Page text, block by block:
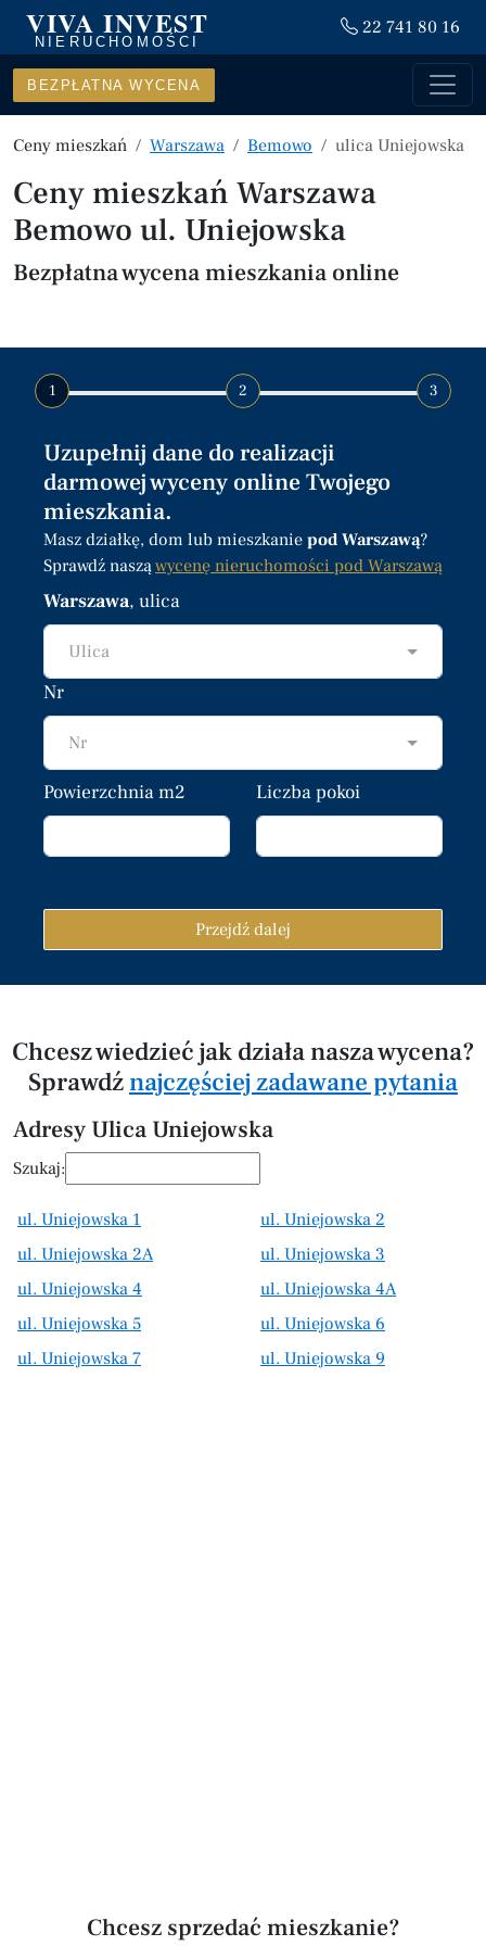
VIVA INVEST
NIERUCHOMOŚCI
22 741 80 16
BEZPŁATNA WYCENA
Ceny mieszkań Warszawa Bemowo ulica Uniejowska
Ceny mieszkań Warszawa
Bemowo ul. Uniejowska
Bezpłatna wycena mieszkania online
1 2 3
Uzupełnij dane do realizacji
darmowej wyceny online Twojego
mieszkania.
Masz działkę, dom lub mieszkanie pod Warszawą?
Sprawdź nasząwycenę nieruchomości pod Warszawą
Warszawa, ulica
Ulica
Nr
Nr
Powierzchnia m2 Liczba pokoi
Przejdź dalej
Chcesz wiedzieć jak działa nasza wycena?
Sprawdźnajczęściej zadawane pytania
Adresy Ulica Uniejowska
Szukaj:
ul. Uniejowska 1
ul. Uniejowska 2
ul. Uniejowska 2A
ul. Uniejowska 3
ul. Uniejowska 4
ul. Uniejowska 4A
ul. Uniejowska 5
ul. Uniejowska 6
ul. Uniejowska 7
ul. Uniejowska 9
Chcesz sprzedać mieszkanie?